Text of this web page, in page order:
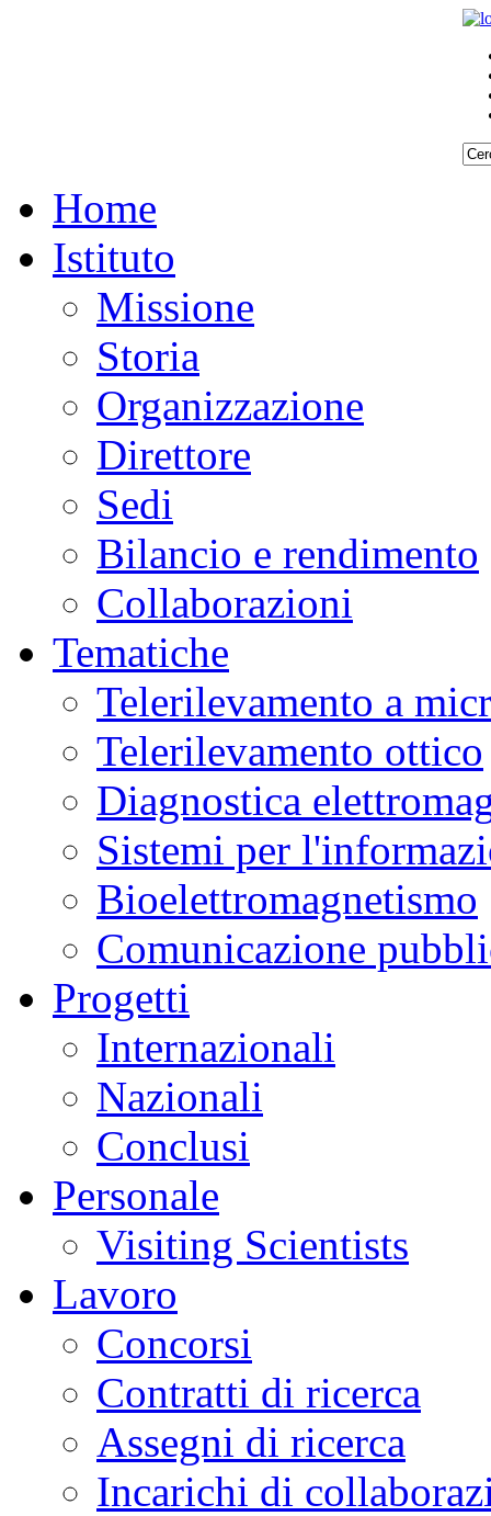
Home
Istituto
Missione
Storia
Organizzazione
Direttore
Sedi
Bilancio e rendimento
Collaborazioni
Tematiche
Telerilevamento a
Telerilevamento ottico
Diagnostica
Sistemi per
Bioelettromagnetismo
Comunicazione
Progetti
Internazionali
Nazionali
Conclusi
Personale
Visiting Scientists
Lavoro
Concorsi
Contratti di ricerca
Assegni di ricerca
Incarichi di